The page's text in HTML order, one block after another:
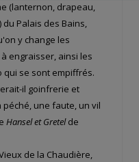
(lanternon, drapeau,
Palais des Bains,
y change les
engraisser, ainsi les
qui se sont empiffrés.
il goinfrerie et
péché, une faute, un vil
Hansel et Gretelde
de la Chaudière,